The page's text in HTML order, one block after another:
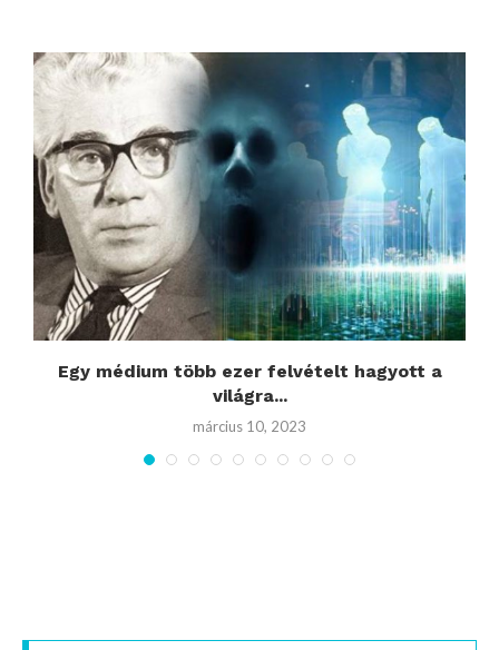
Egy médium több ezer felvételt hagyott a
világra...
március 10, 2023